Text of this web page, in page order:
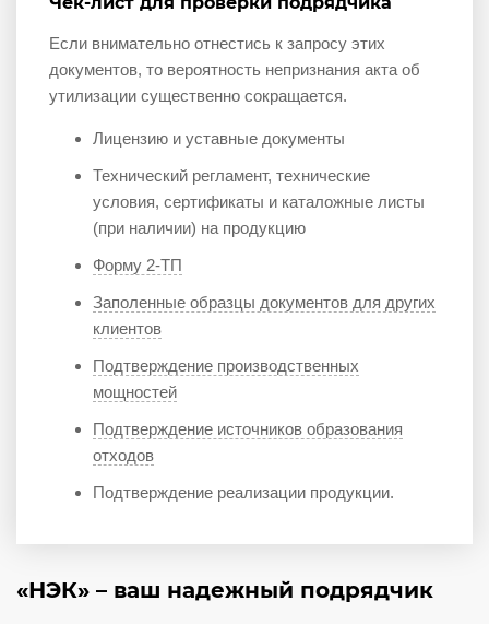
Если внимательно отнестись к запросу этих
документов, то вероятность непризнания акта об
утилизации существенно сокращается.
Лицензию и уставные документы
Технический регламент, технические
условия, сертификаты и каталожные листы
(при наличии) на продукцию
Форму 2-ТП
Заполенные образцы документов для других
клиентов
Подтверждение производственных
мощностей
Подтверждение источников образования
отходов
Подтверждение реализации продукции.
«НЭК» – ваш надежный подрядчик